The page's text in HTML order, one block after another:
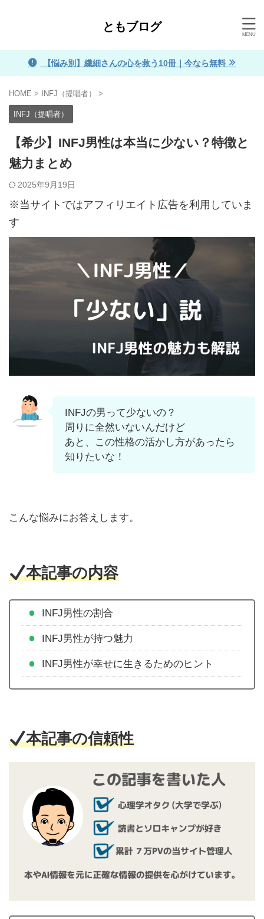
ともブログ
【悩み別】繊細さんの心を救う10冊｜今なら無料
HOME > INFJ（提唱者） >
INFJ（提唱者）
【希少】INFJ男性は本当に少ない？特徴と
魅力まとめ
2025年9月19日
※当サイトではアフィリエイト広告を利用していま
す
INFJの男って少ないの？
周りに全然いないんだけど
あと、この性格の活かし方があったら
知りたいな！
こんな悩みにお答えします。
本記事の内容
INFJ男性の割合
INFJ男性が持つ魅力
INFJ男性が幸せに生きるためのヒント
本記事の信頼性